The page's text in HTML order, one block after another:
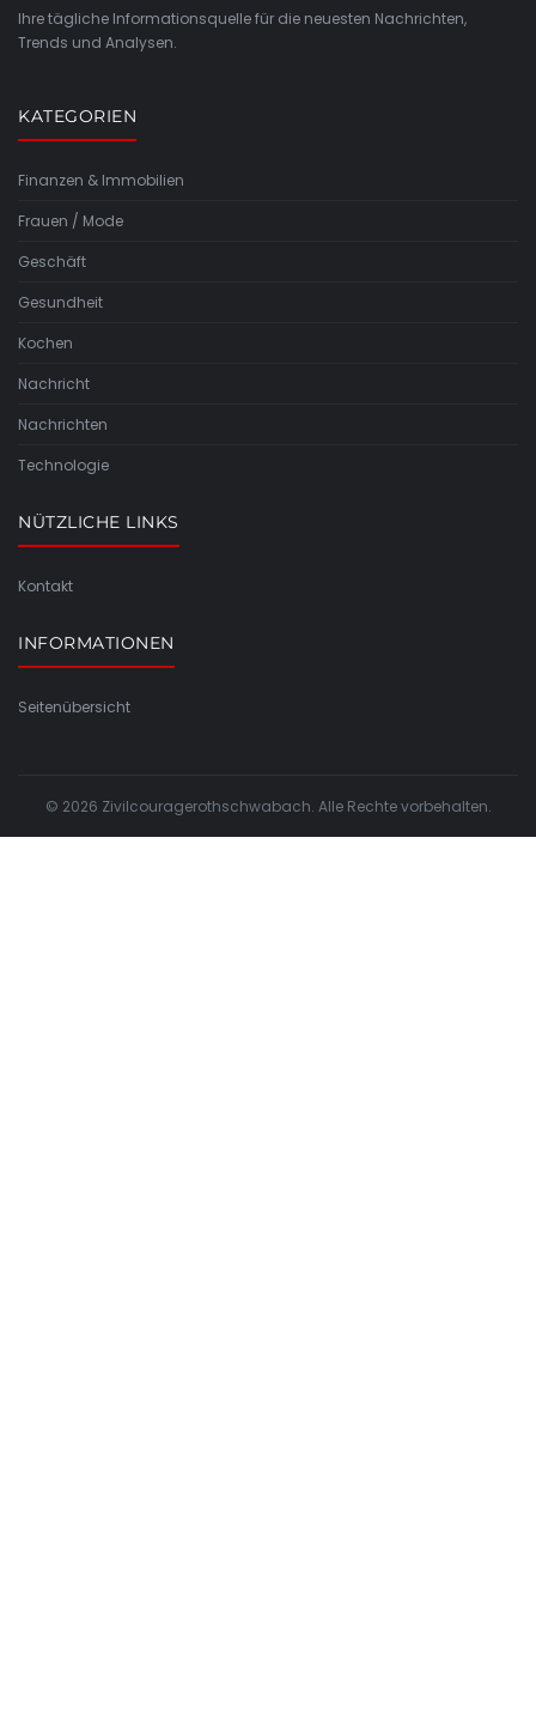
Ihre tägliche Informationsquelle für die neuesten Nachrichten,
Trends und Analysen.
KATEGORIEN
Finanzen & Immobilien
Frauen / Mode
Geschäft
Gesundheit
Kochen
Nachricht
Nachrichten
Technologie
NÜTZLICHE LINKS
Kontakt
INFORMATIONEN
Seitenübersicht
© 2026 Zivilcouragerothschwabach. Alle Rechte vorbehalten.